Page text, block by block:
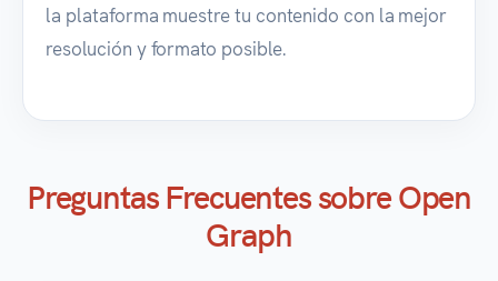
la plataforma muestre tu contenido con la mejor
resolución y formato posible.
Preguntas Frecuentes sobre Open
Graph